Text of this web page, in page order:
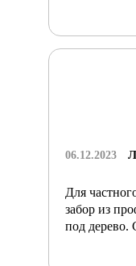
06.12.2023
Для
забор из
под дерево.